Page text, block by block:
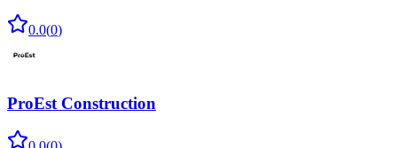
0.0(0)
ProEst Construction